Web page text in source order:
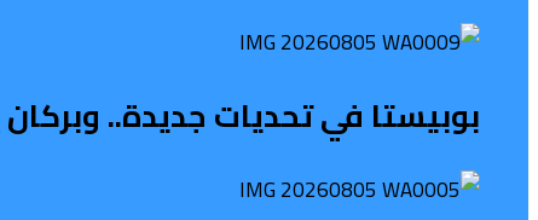
بوبيستا في تحديات جديدة..